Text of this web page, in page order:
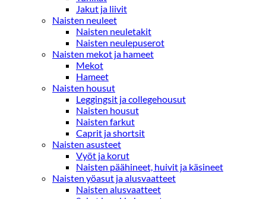
Jakut ja liivit
Naisten neuleet
Naisten neuletakit
Naisten neulepuserot
Naisten mekot ja hameet
Mekot
Hameet
Naisten housut
Leggingsit ja collegehousut
Naisten housut
Naisten farkut
Caprit ja shortsit
Naisten asusteet
Vyöt ja korut
Naisten päähineet, huivit ja käsineet
Naisten yöasut ja alusvaatteet
Naisten alusvaatteet